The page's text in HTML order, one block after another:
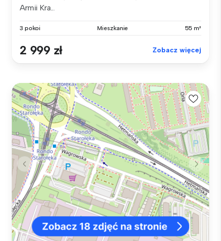
Armii Kra...
3 pokoi Mieszkanie 55 m²
2 999 zł Zobacz więcej